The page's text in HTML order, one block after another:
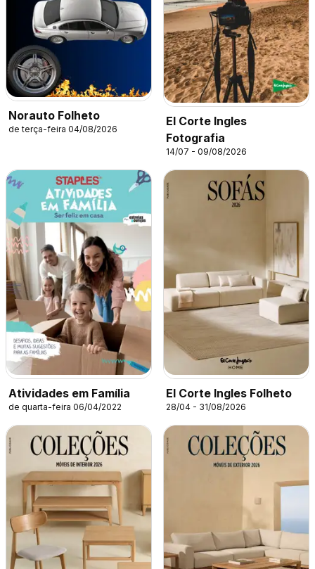
Norauto Folheto
de terça-feira 04/08/2026
El Corte Ingles
Fotografia
14/07 - 09/08/2026
Atividades em Família
de quarta-feira 06/04/2022
El Corte Ingles Folheto
28/04 - 31/08/2026